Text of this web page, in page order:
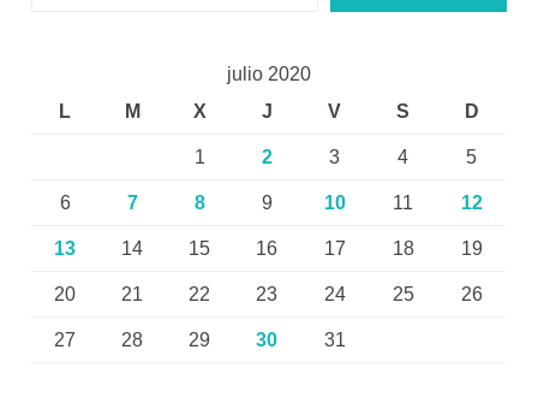
julio 2020
L
M X J V S D
1 2 3 4 5
6 7 8 9 10 11 12
13 14 15 16 17 18 19
20 21 22 23 24 25 26
27 28 29 30 31